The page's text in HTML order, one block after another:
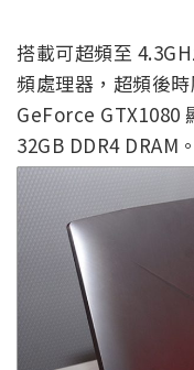
搭載可超頻至
頻處理器，超頻後
GeForce GTX1080
32GB DDR4 DRAM。